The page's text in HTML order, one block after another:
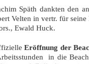
Späth dankten den
Velten in vertr. für
Ewald Huck.
Eröffnung der
in die